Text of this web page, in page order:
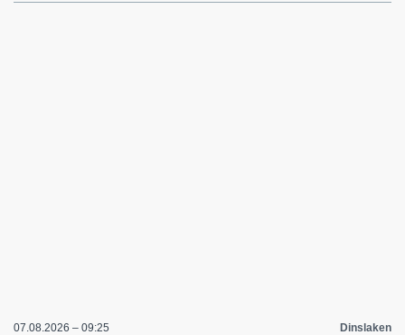
07.08.2026 – 09:25 Dinslaken